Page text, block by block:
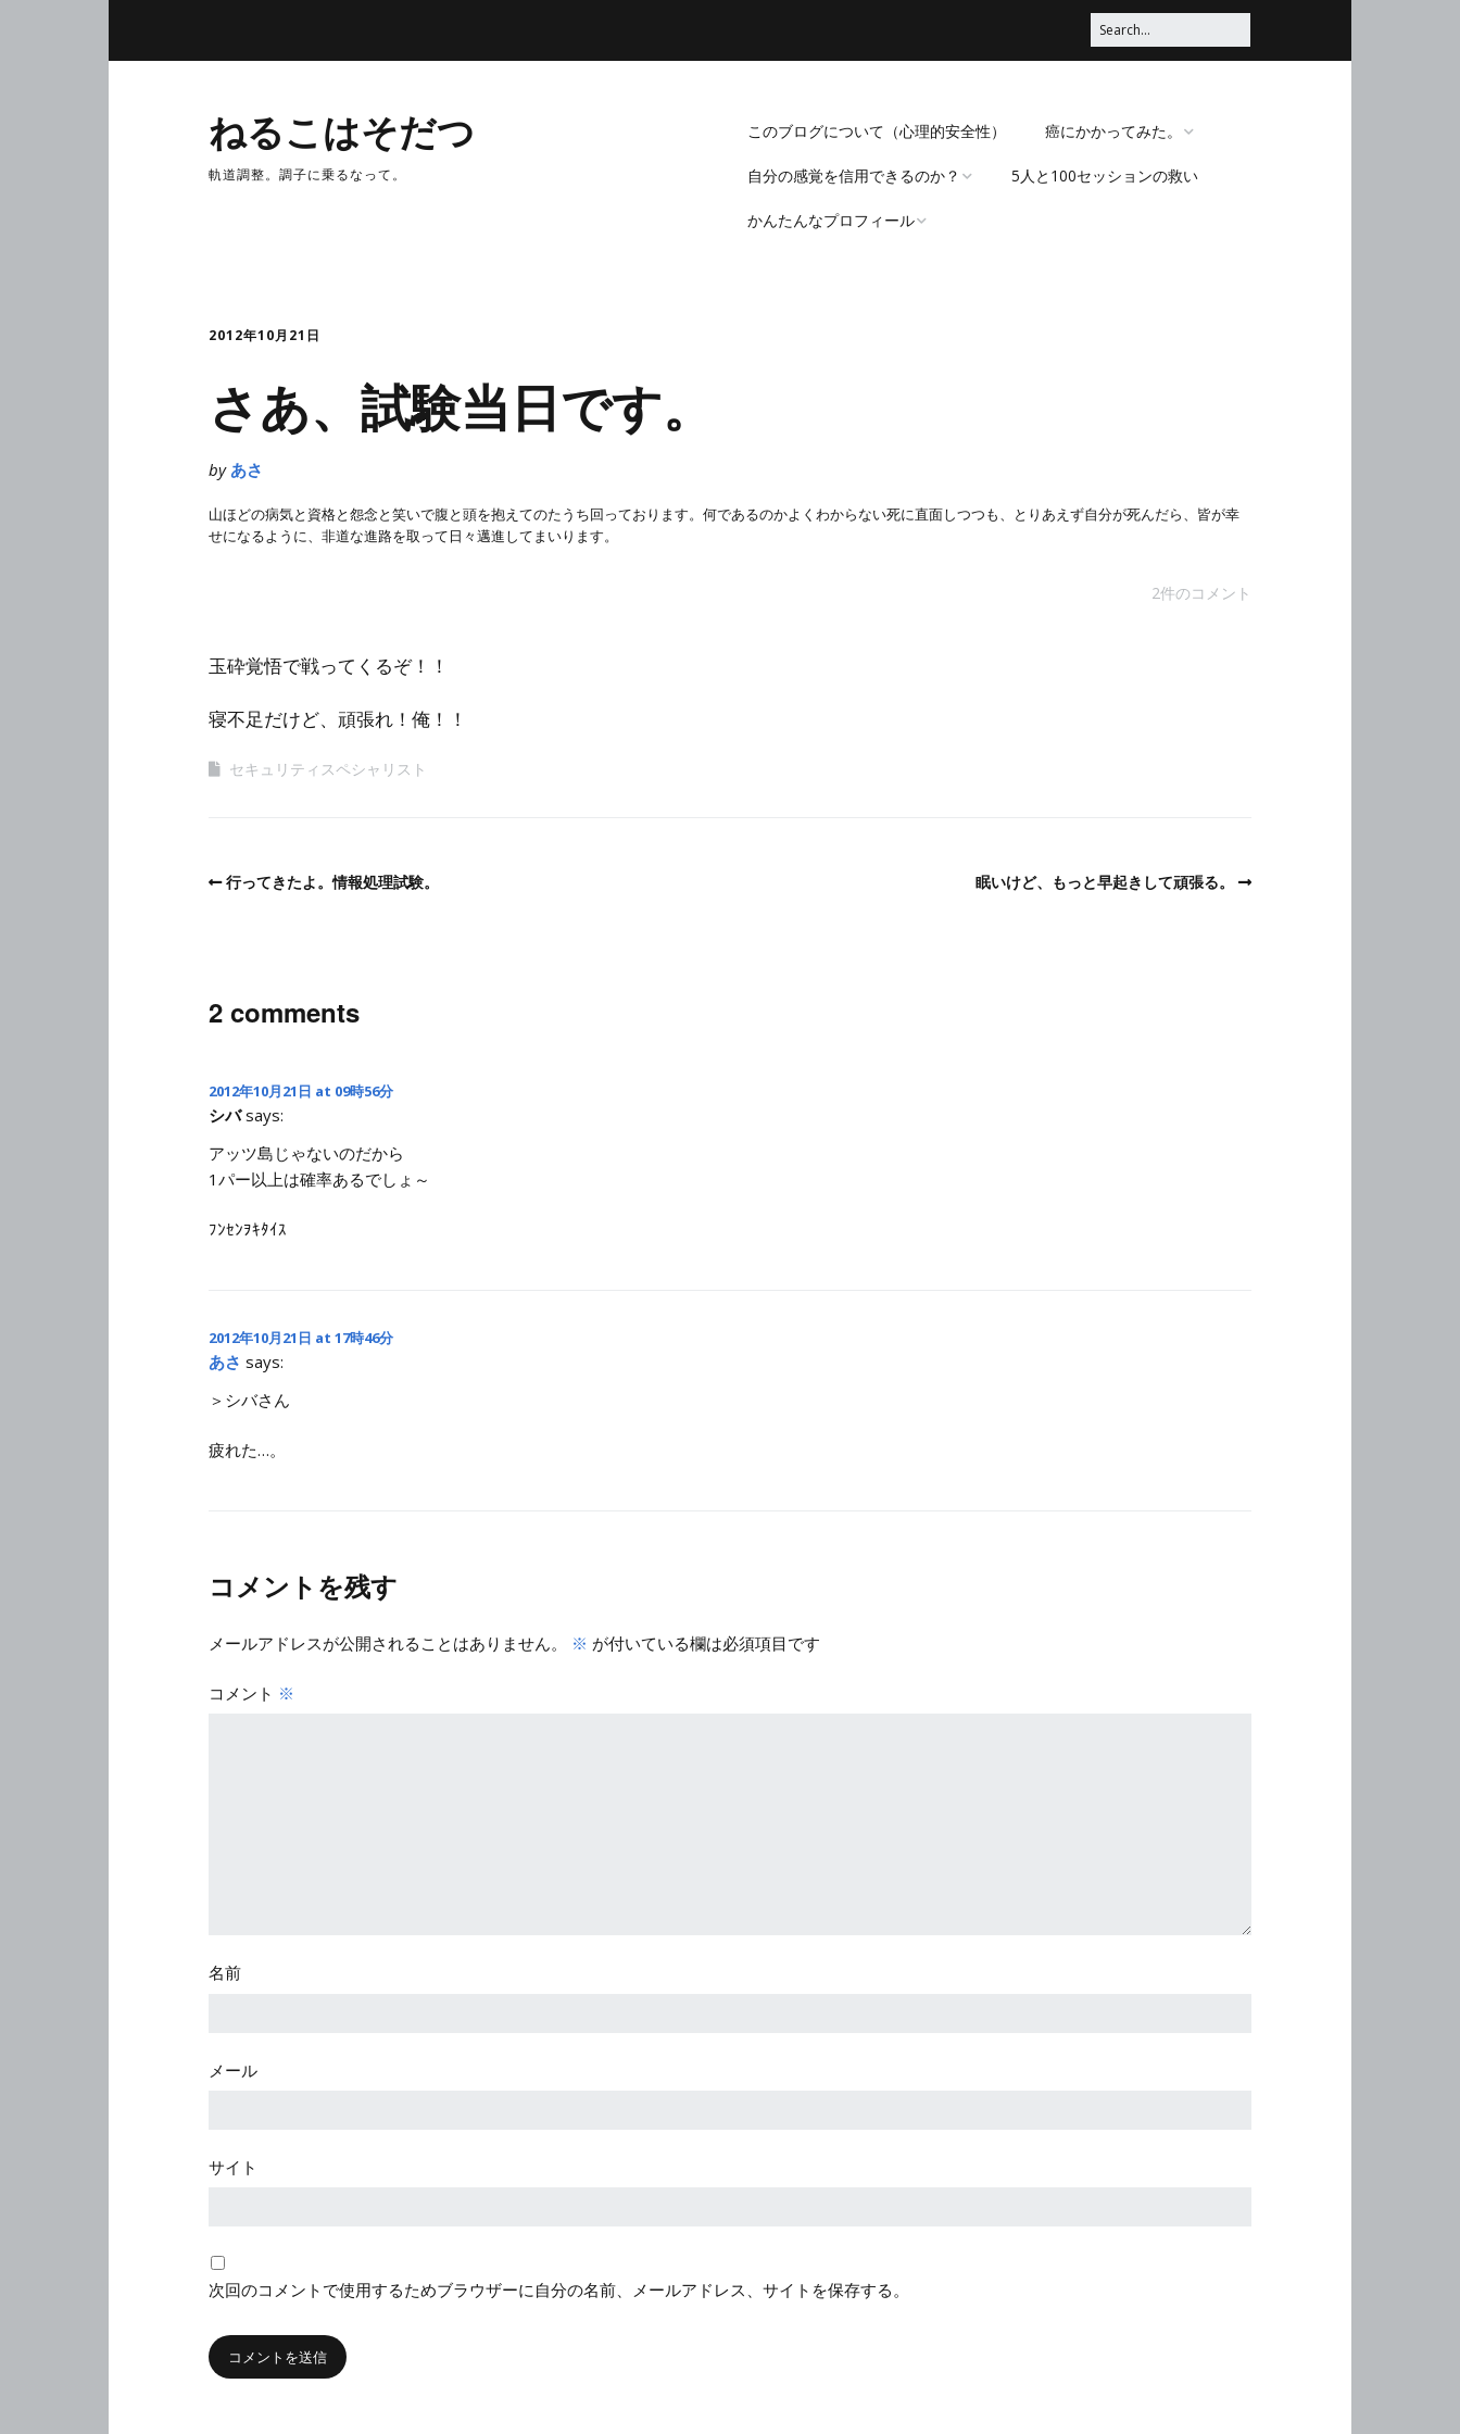
ねるこはそだつ
軌道調整。調子に乗るなって。
このブログについて（心理的安全性） 癌にかかってみた。
脳みそほじくられてみ
自分の感覚を信用できるのか？
「死にたい」と思うことについ
5人と100セッションの救い
かんたんなプロフィール
2012年10月21日
さあ、試験当日です。
by あさ
山ほどの病気と資格と怨念と笑いで腹と頭を抱えてのたうち回っております。何であるのかよくわからない死に直面しつつも、とりあえず自分が死んだら、皆が幸
せになるように、非道な進路を取って日々邁進してまいります。
2件のコメント
玉砕覚悟で戦ってくるぞ！！
寝不足だけど、頑張れ！俺！！
セキュリティスペシャリスト
行ってきたよ。情報処理試験。 眠いけど、もっと早起きして頑張る。
2 comments
2012年10月21日 at 09時56分
シバ says:
アッツ島じゃないのだから
1パー以上は確率あるでしょ～
ﾌﾝｾﾝｦｷﾀｲｽ
2012年10月21日 at 17時46分
あさ says:
＞シバさん
疲れた…。
コメントを残す
メールアドレスが公開されることはありません。 ※ が付いている欄は必須項目です
コメント ※
名前
メール
サイト
次回のコメントで使用するためブラウザーに自分の名前、メールアドレス、サイトを保存する。